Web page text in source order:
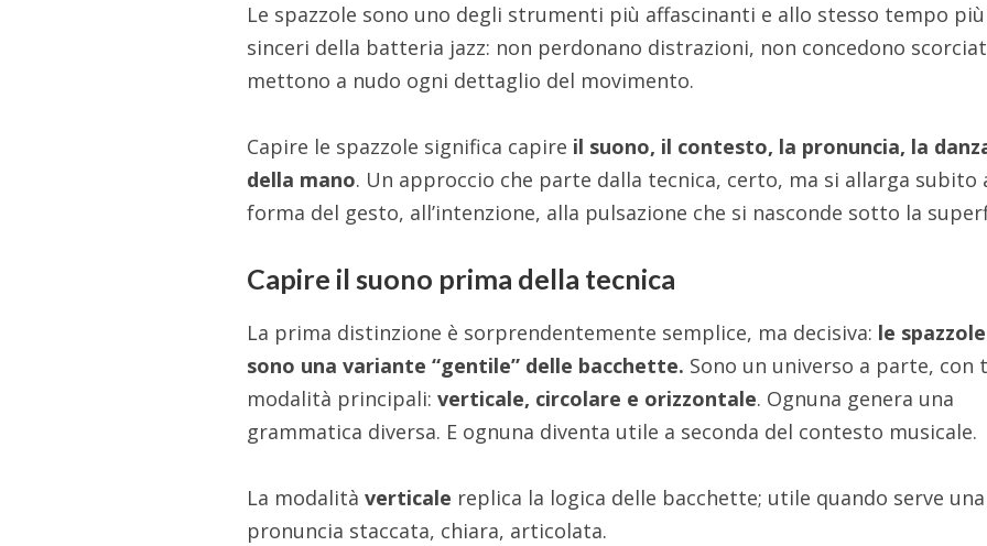
Le spazzole sono uno degli strumenti più affascinanti e allo stesso tempo più
sinceri della batteria jazz: non perdonano distrazioni, non concedono
mettono a nudo ogni dettaglio del movimento.
Capire le spazzole significa capire il suono, il contesto, la pronuncia, la
della mano. Un approccio che parte dalla tecnica, certo, ma si allarga subito
forma del gesto, all’intenzione, alla pulsazione che si nasconde sotto la
Capire il suono prima della tecnica
La prima distinzione è sorprendentemente semplice, ma decisiva: le
sono una variante “gentile” delle bacchette. Sono un universo a parte, con
modalità principali:verticale, circolare e orizzontale. Ognuna genera una
grammatica diversa. E ognuna diventa utile a seconda del contesto musicale.
La modalitàverticale replica la logica delle bacchette; utile quando serve una
pronuncia staccata, chiara, articolata.